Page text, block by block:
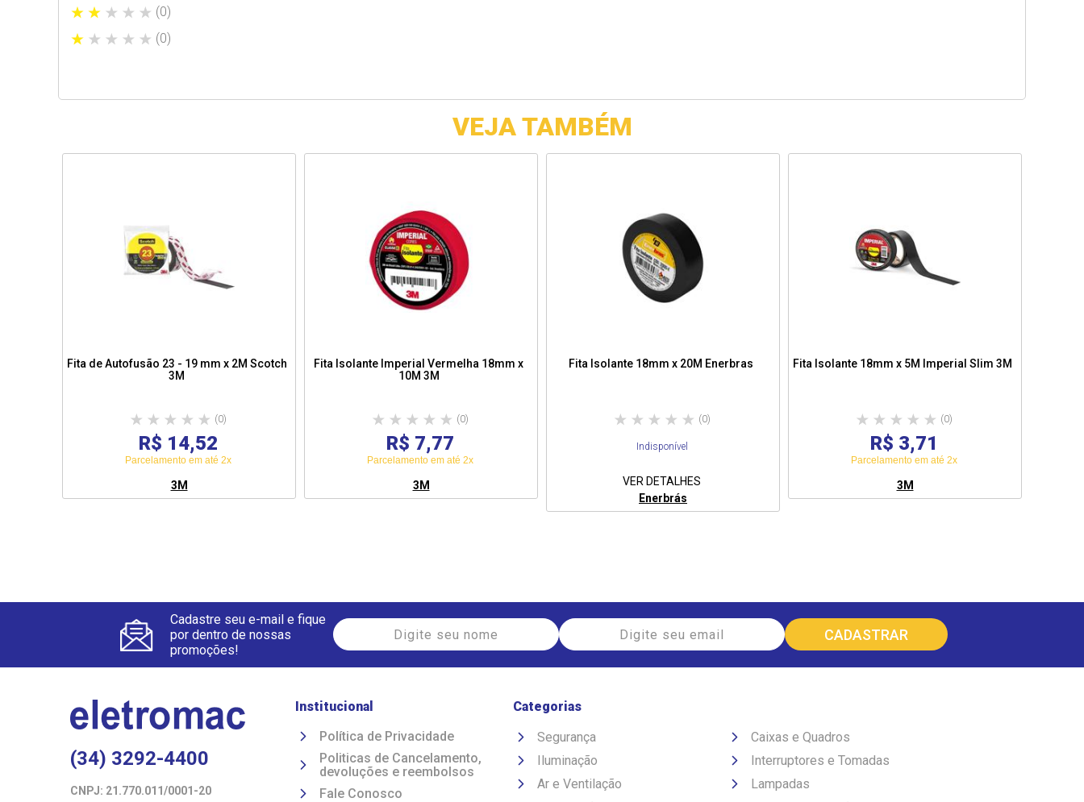
(0)
(0)
VEJA TAMBÉM
Fita de Autofusão 23 - 19 mm x 2M Scotch
3M
(0)
R$ 14,52
Parcelamento em até 2x
3M
Fita Isolante Imperial Vermelha 18mm x
10M 3M
(0)
R$ 7,77
Parcelamento em até 2x
3M
Fita Isolante 18mm x 20M Enerbras
(0)
Indisponível
VER DETALHES
Enerbrás
Fita Isolante 18mm x 5M Imperial Slim 3M
(0)
R$ 3,71
Parcelamento em até 2x
3M
Cadastre seu e-mail e fique
por dentro de nossas
promoções!
(34) 3292-4400
CNPJ: 21.770.011/0001-20
Institucional
Política de Privacidade
Politicas de Cancelamento,
devoluções e reembolsos
Fale Conosco
Categorias
Segurança
Caixas e Quadros
Iluminação
Interruptores e Tomadas
Ar e Ventilação
Lampadas